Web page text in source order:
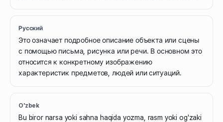
Русский
Это означает подробное описание объекта или сцены
с помощью письма, рисунка или речи. В основном это
относится к конкретному изображению
характеристик предметов, людей или ситуаций.
O'zbek
Bu biror narsa yoki sahna haqida yozma, rasm yoki og'zaki